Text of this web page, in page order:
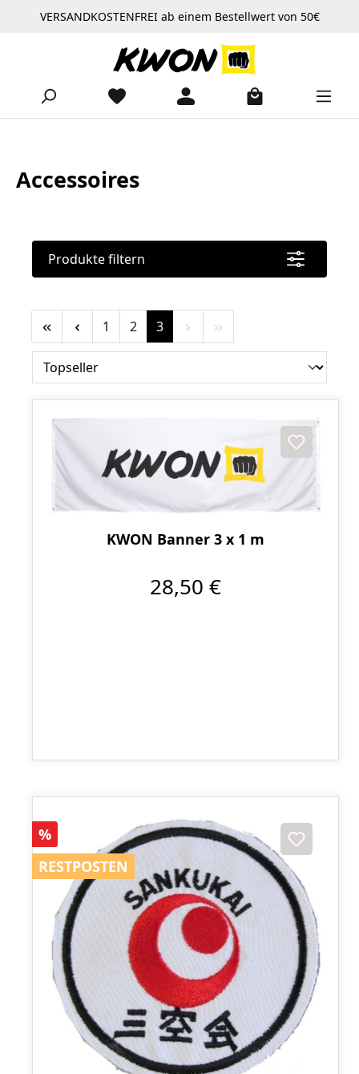
Zum Hauptinhalt springen
VERSANDKOSTENFREI ab einem Bestellwert von 50€
Accessoires
Produkte filtern
Seite
1 Seite
2 Seite
3
KWON Banner 3 x 1 m
28,50 €
Rabatt
%
RESTPOSTEN
RESTPOSTEN